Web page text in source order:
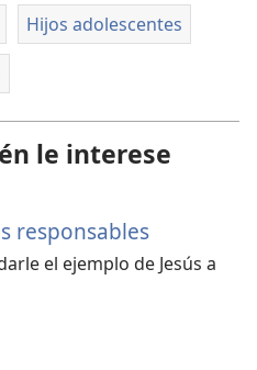
Hijos adolescentes
le interese
responsables
el ejemplo de Jesús a